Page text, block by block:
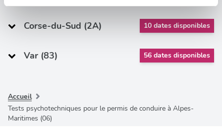
Les cookies nous permettent de personnaliser le contenu
et les annonces, d'offrir des fonctionnalités relatives aux
médias sociaux et d'analyser notre trafic. Nous
notre site avec nos partenaires de médias sociaux, de
services.
Corse-du-Sud (2A) 10 dates disponibles
Var (83) 56 dates disponibles
Accueil
Tests psychotechniques pour le permis de conduire à Alpes-
Maritimes (06)